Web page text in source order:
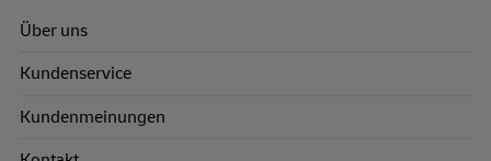
Über uns
Kundenservice
Kundenmeinungen